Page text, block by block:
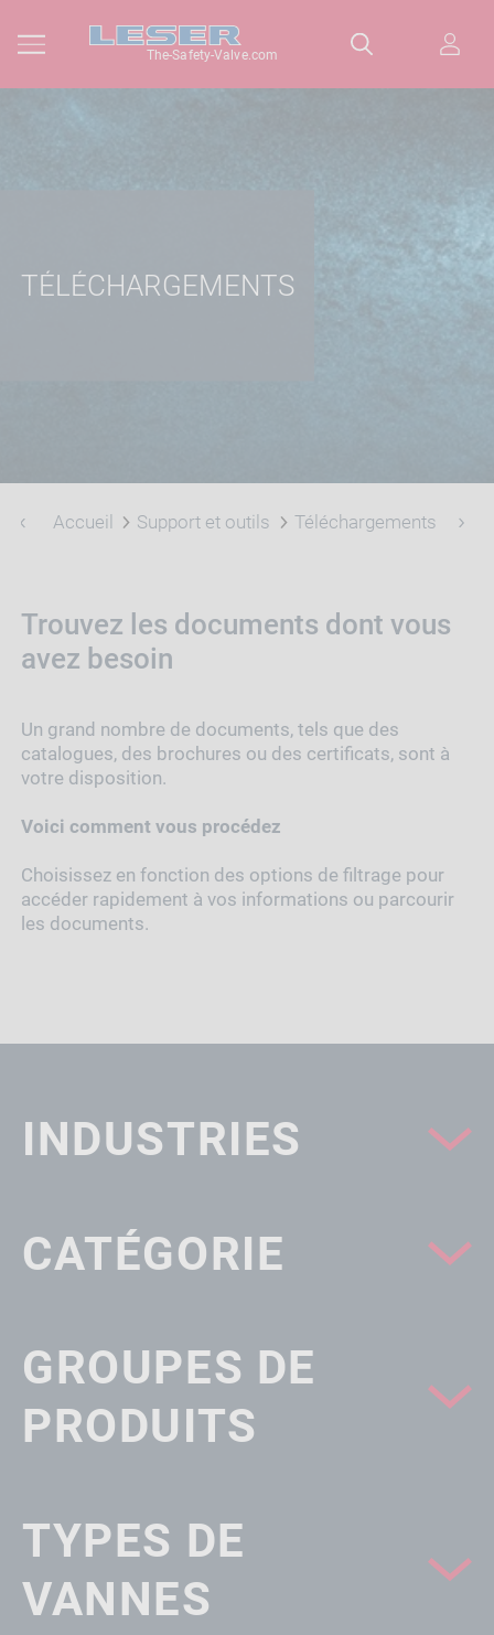
The-Safety-Valve.com
TÉLÉCHARGEMENTS
Accueil Support et outils Téléchargements
Trouvez les documents dont vous
avez besoin
Un grand nombre de documents, tels que des
catalogues, des brochures ou des certificats, sont à
votre disposition.
Voici comment vous procédez
Choisissez en fonction des options de filtrage pour
accéder rapidement à vos informations ou parcourir
les documents.
INDUSTRIES
CATÉGORIE
GROUPES DE
PRODUITS
TYPES DE
VANNES